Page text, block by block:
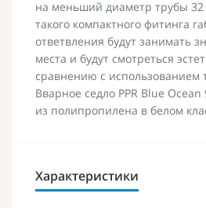
на меньший диаметр трубы
такого компактного фитинга
ответвления будут занимать
места и будут смотреться
сравнению с использованием
Вварное седло PPR Blue Ocean
из полипропилена в белом
Характеристики